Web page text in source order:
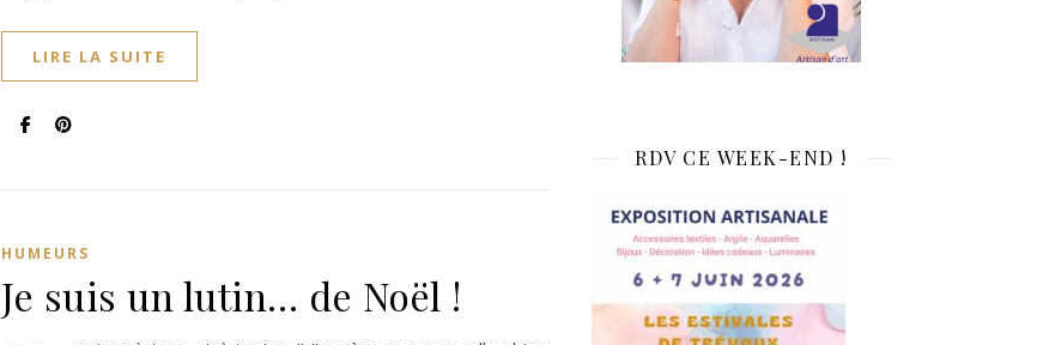
LIRE LA SUITE
HUMEURS
Je suis un lutin… de Noël !
RDV CE WEEK-END !